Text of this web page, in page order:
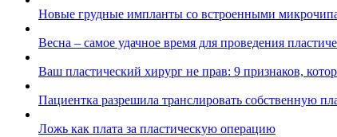
Новые грудные импланты со встроенными
Весна – самое удачное время для проведения
Ваш пластический хирург не прав: 9 признаков,
Пациентка разрешила транслировать собственную
Ложь как плата за пластическую операцию